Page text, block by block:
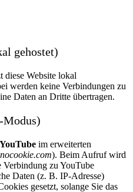
gehostet)
diese Website lokal
werden keine Verbindungen zu
Daten an Dritte übertragen.
Modus)
YouTube im erweiterten
). Beim Aufruf wird
zu YouTube
Daten (z. B. IP-Adresse)
gesetzt, solange Sie das